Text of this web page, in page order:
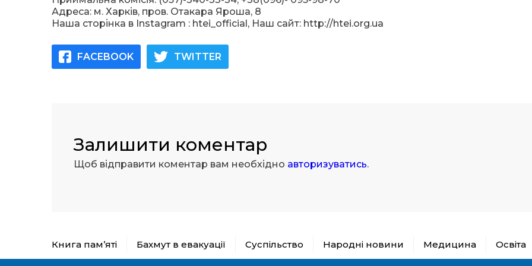
Адреса: м. Харків, пров. Отакара Яроша, 8
Наша сторінка в Instagram : htei_official, Наш сайт: http://htei.org.ua
FACEBOOK TWITTER
Залишити коментар
Щоб відправити коментар вам необхідно авторизуватись.
Книга пам’яті Бахмут в евакуації Суспільство Народні новини Медицина Освіта